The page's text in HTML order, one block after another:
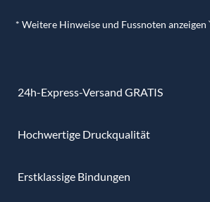
* Weitere Hinweise und Fussnoten anzeigen
24h-Express-Versand GRATIS
Hochwertige Druckqualität
Erstklassige Bindungen